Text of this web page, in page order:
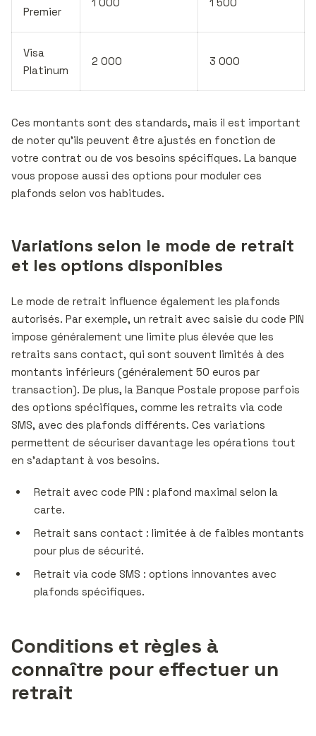
Premier
Visa
Platinum
2 000 3 000
Ces montants sont des standards, mais il est important
de noter qu’ils peuvent être ajustés en fonction de
votre contrat ou de vos besoins spécifiques. La banque
vous propose aussi des options pour moduler ces
plafonds selon vos habitudes.
Variations selon le mode de retrait
et les options disponibles
Le mode de retrait influence également les plafonds
autorisés. Par exemple, un retrait avec saisie du code PIN
impose généralement une limite plus élevée que les
retraits sans contact, qui sont souvent limités à des
montants inférieurs (généralement 50 euros par
transaction). De plus, la Banque Postale propose parfois
des options spécifiques, comme les retraits via code
SMS, avec des plafonds différents. Ces variations
permettent de sécuriser davantage les opérations tout
en s’adaptant à vos besoins.
Retrait avec code PIN : plafond maximal selon la
carte.
Retrait sans contact : limitée à de faibles montants
pour plus de sécurité.
Retrait via code SMS : options innovantes avec
plafonds spécifiques.
Conditions et règles à
connaître pour effectuer un
retrait